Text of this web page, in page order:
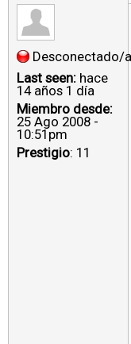
Desconectado/a
Last seen: hace
14 años 1 día
Miembro desde:
25 Ago 2008 -
10:51pm
Prestigio: 11